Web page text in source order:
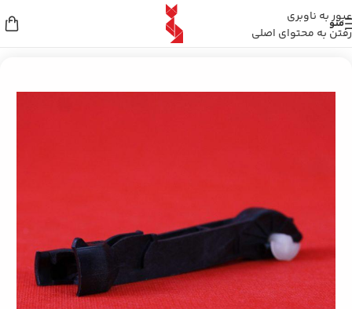
عبور به ناوبری
رفتن به محتوای اصلی
منو
خانه/سایر محصولات